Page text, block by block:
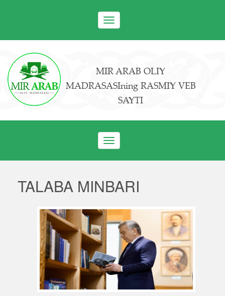
Toggle
navigation
MIR ARAB OLIY
MADRASASIning RASMIY VEB
SAYTI
Toggle
navigation
TALABA MINBARI